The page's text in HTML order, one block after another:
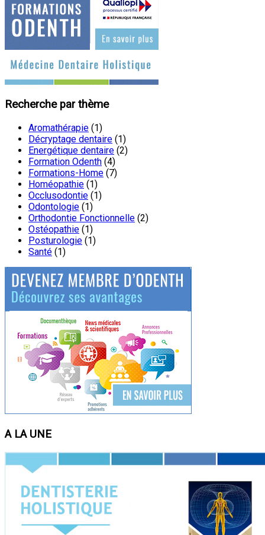
Recherche par thème
Aromathérapie (1)
Décryptage dentaire (1)
Energétique dentaire (2)
Formation Odenth (4)
Formations-Home (7)
Homéopathie (1)
Occlusodontie (1)
Odontologie (1)
Orthodontie Fonctionnelle (2)
Ostéopathie (1)
Posturologie (1)
Santé (1)
A LA UNE